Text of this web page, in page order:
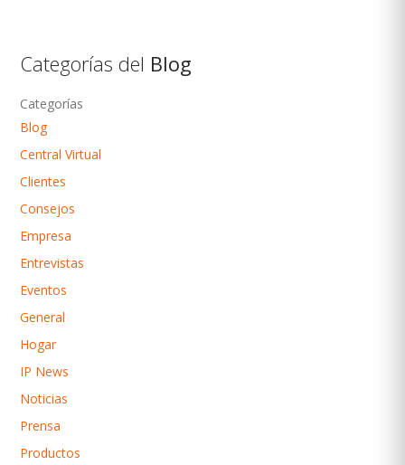
Categorías del Blog
Categorías
Blog
Central Virtual
Clientes
Consejos
Empresa
Entrevistas
Eventos
General
Hogar
IP News
Noticias
Prensa
Productos